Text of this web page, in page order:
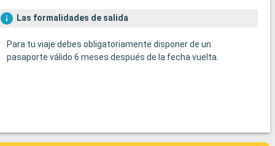
Las formalidades de salida
Para tu viaje debes obligatoriamente disponer de un
pasaporte válido 6 meses después de la fecha vuelta.